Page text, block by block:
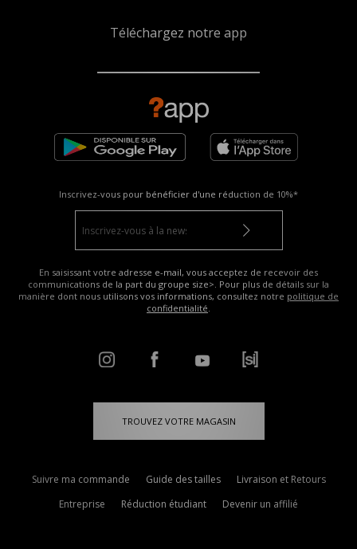
Téléchargez notre app
Inscrivez-vous pour bénéficier d'une réduction de 10%*
En saisissant votre adresse e-mail, vous acceptez de recevoir des
communications de la part du groupe size>. Pour plus de détails sur la
manière dont nous utilisons vos informations, consultez notre politique de
confidentialité.
TROUVEZ VOTRE MAGASIN
Suivre ma commande Guide des tailles
Livraison et Retours
Entreprise
Réduction étudiant Devenir un affilié